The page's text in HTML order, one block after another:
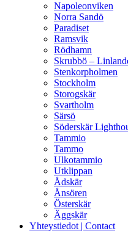
Napoleonviken
Norra Sandö
Paradiset
Ramsvik
Rödhamn
Skrubbö –
Stenkorpholmen
Stockholm
Storogskär
Svartholm
Särsö
Söderskär
Tammio
Tammo
Ulkotammio
Utklippan
Ådskär
Ånsören
Österskär
Äggskär
Yhteystiedot | Contact